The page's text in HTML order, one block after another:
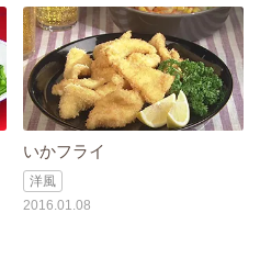
いかフライ
洋風
2016.01.08